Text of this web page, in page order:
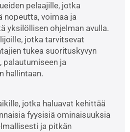
pelaajille, jotka
nopeutta, voimaa ja
yksilöllisen ohjelman avulla.
jotka tarvitsevat
tukea suorituskyvyn
palautumiseen ja
hallintaan.
jotka haluavat kehittää
fyysisiä ominaisuuksia
ja pitkän